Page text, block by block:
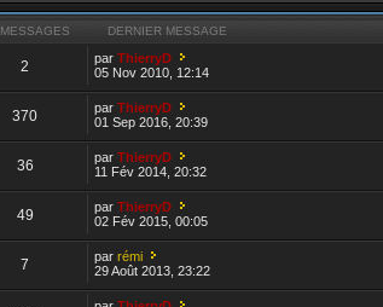
MESSAGES DERNIER MESSAGE
2 parThierryD
05 Nov 2010, 12:14
370 parThierryD
01 Sep 2016, 20:39
36 parThierryD
11 Fév 2014, 20:32
49 parThierryD
02 Fév 2015, 00:05
7 parrémi
29 Août 2013, 23:22